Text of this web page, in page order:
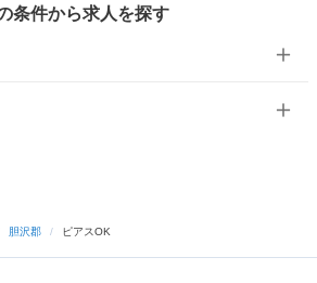
条件から求人を探す
胆沢郡 / ピアスOK